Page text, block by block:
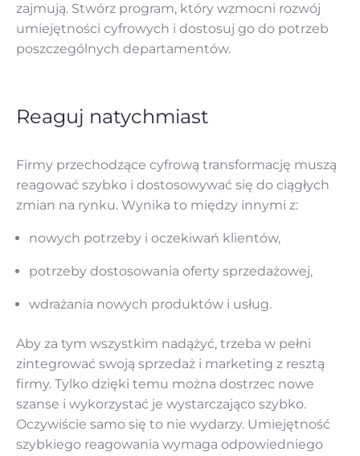
zajmują. Stwórz program, który wzmocni rozwój
umiejętności cyfrowych i dostosuj go do potrzeb
poszczególnych departamentów.
Reaguj natychmiast
Firmy przechodzące cyfrową transformację muszą
reagować szybko i dostosowywać się do ciągłych
zmian na rynku. Wynika to między innymi z:
nowych potrzeby i oczekiwań klientów,
potrzeby dostosowania oferty sprzedażowej,
wdrażania nowych produktów i usług.
Aby za tym wszystkim nadążyć, trzeba w pełni
zintegrować swoją sprzedaż i marketing z resztą
firmy. Tylko dzięki temu można dostrzec nowe
szanse i wykorzystać je wystarczająco szybko.
Oczywiście samo się to nie wydarzy. Umiejętność
szybkiego reagowania wymaga odpowiedniego